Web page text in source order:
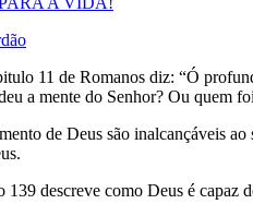
11 de Romanos diz: “Ó
a mente do Senhor? Ou quem
de Deus são inalcançáveis
descreve como Deus é capaz